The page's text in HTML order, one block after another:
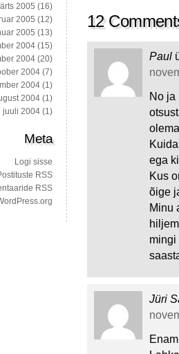
12
Paul
No ja
ega
Kus
õige
Minu
mingi
Jüri
2005 (16)
2005 (12)
2005 (13)
2004 (15)
2004 (20)
2004 (7)
2004 (1)
2004 (1)
juuli 2004 (1)
Meta
Logi sisse
RSS
RSS